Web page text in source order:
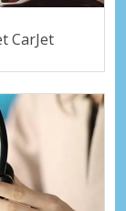
CarJet